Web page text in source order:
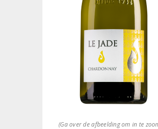
(Ga over de afbeelding om in te